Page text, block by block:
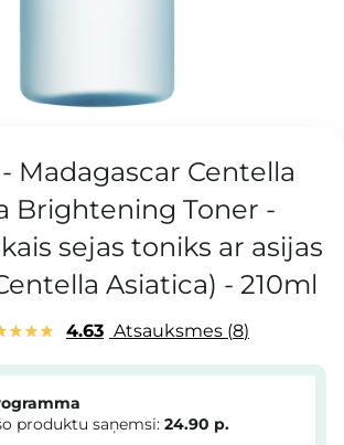
Madagascar Centella
Brightening Toner -
sejas toniks ar asijas
Asiatica) - 210ml
4.63 Atsauksmes 8
produktu saņemsi: 24.90 p.